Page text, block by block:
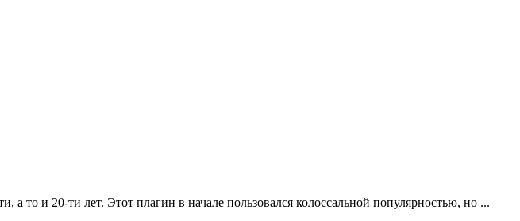
то и 20-ти лет. Этот плагин в начале пользовался колоссальной популярностью, но ...